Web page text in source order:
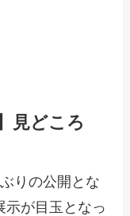
見どころ
りの公開とな
示が目玉となっ